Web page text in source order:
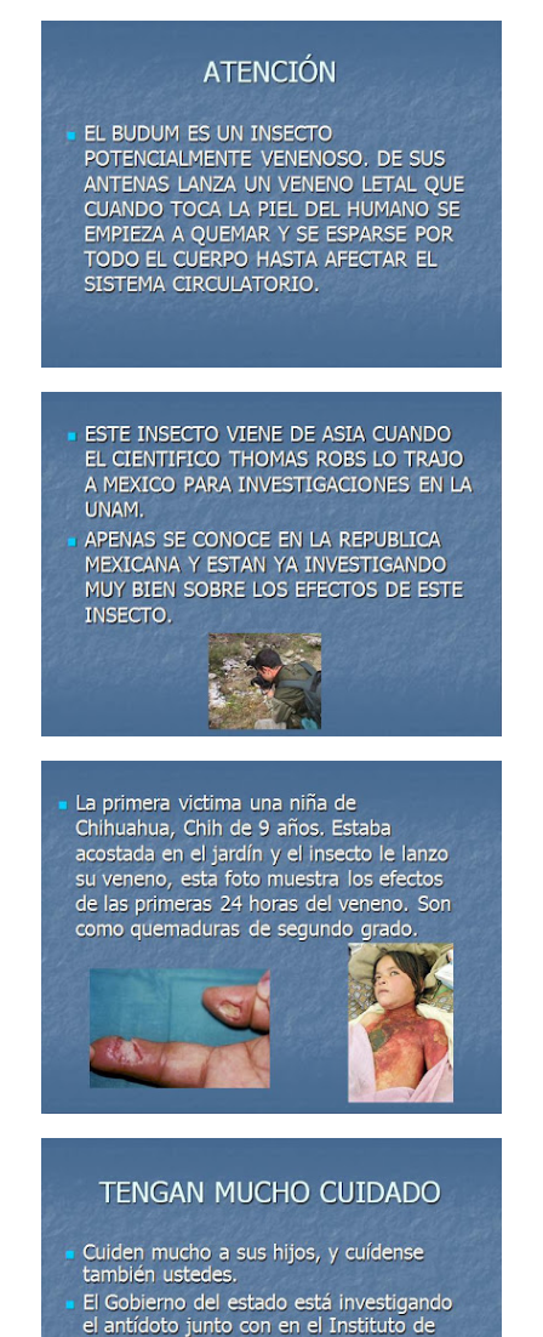
Mis historias favoritas de Superman
Transformers: ¿Una película marxista?
Gentile: Lo que debes entender sobre el fascismo
Definiendo: ¿Qué es el fascismo?
Panorama del nuevo fascismo mundial: Verano de 2026
Llévenmelo fuchachos: El adiós a 'THE BOYS'